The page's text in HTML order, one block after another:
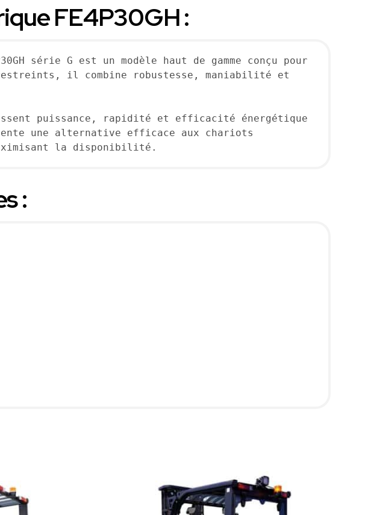
FE4P30GH :
série G est un modèle haut de gamme conçu pour
il combine robustesse, maniabilité et
puissance, rapidité et efficacité énergétique
une alternative efficace aux chariots
la disponibilité.
: